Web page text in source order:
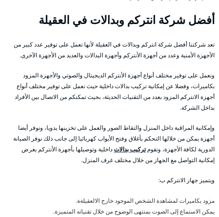
أفضل شركة انتركم وبدالات في العقيلة
تعد شركتنا أفضل شركة انتركم وبدالات في العقيلة لأنها تعمل على توفير عدد كبير من
الأجهزة الأمنية وعدد من أجهزة الأنتركم وأجهزة البدالات والعديد من الأجهزة الآخرى.
ونعمل على توفير مختلف أنواع أجهزة الأنتركم الديجيتال والصوتي والأجهزة المزود
بكاميرات، وفضلا عن إمكانية تركيب بدالات داخلية حيث نعمل على توفير مختلف أنواع
أجهزة الانتركم المزود بعدد من التقنيات الحديثة، بحيث تمكنكم من الاتصال بين الأفراد
بداخل الشركة.
وإمكانية المراقبة داخل المنزل والتقاط الصور والعمل على تخزينها يدويا، ونوفر أيضا
أجهزة يمكن من خلالها التحكم بأغلاق وفتح الأبواب كهربائيا إلى جانب ذلك نوفر الصيانة
الدورية لكافة الأجهزة، ونقومتركيب بدالاتداخلية وتوصيلها بأجهزة الأنتركم بغرض
إمكانية التواصل مع الجهاز من خلال مختلف غرف المنزل.
ويتميز جهاز الانتركم ب:
مزود بكاميرات لمشاهدة الشخص الموجود خارج الالعقيلةة.
يمكن الاستماع إلى الصوت بمنتهى الوضوح من خلال تقنياته المتميزة.